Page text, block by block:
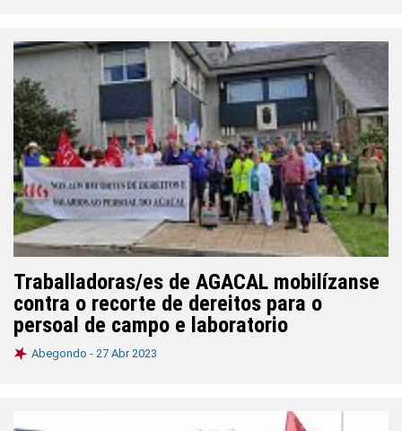
Traballadoras/es de AGACAL mobilízanse
contra o recorte de dereitos para o
persoal de campo e laboratorio
Abegondo - 27 Abr 2023